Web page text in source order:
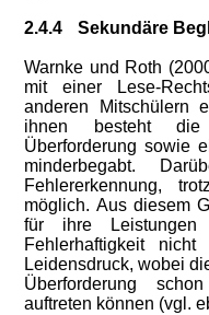
2.4.4 Sekundäre
Warnke und Roth
mit einer Lese-
anderen Mitschülern
ihnen besteht die
Überforderung sowie
minderbegabt.
Fehlererkennung,
möglich. Aus diesem
für ihre
Fehlerhaftigkeit
Leidensdruck, wobei
Überforderung
auftreten können (vgl.